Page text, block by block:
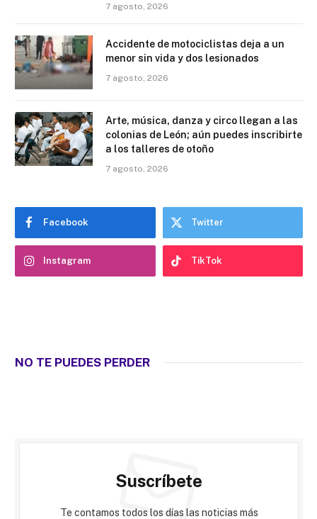
7 agosto, 2026
Accidente de motociclistas deja a un
menor sin vida y dos lesionados
7 agosto, 2026
Arte, música, danza y circo llegan a las
colonias de León; aún puedes inscribirte
a los talleres de otoño
7 agosto, 2026
Facebook Twitter
Instagram TikTok
NO TE PUEDES PERDER
Suscríbete
Te contamos todos los días las noticias más